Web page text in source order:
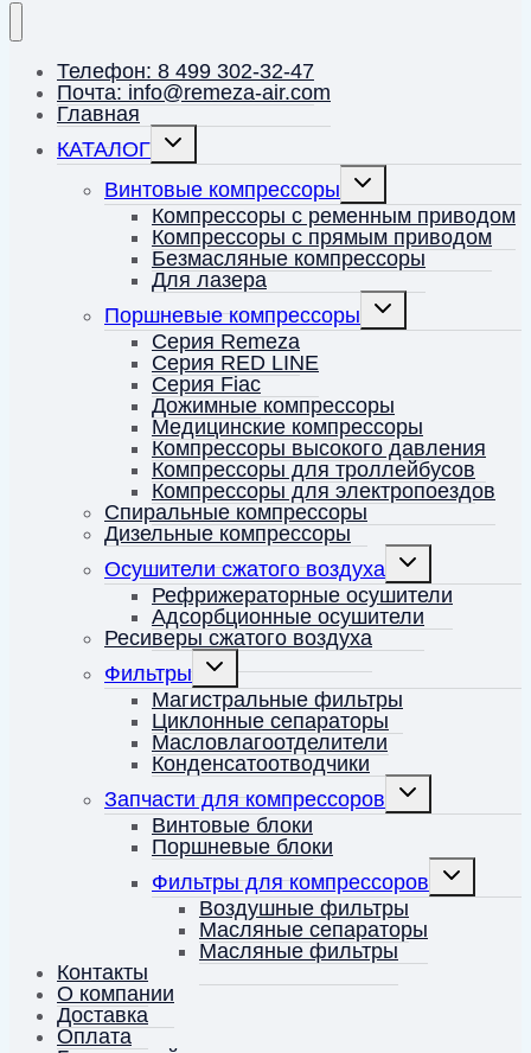
Телефон: 8 499 302-32-47
Почта: info@remeza-air.com
Главная
КАТАЛОГ
Переключить
Винтовые компрессоры
Переключить
меню
Компрессоры с ременным приводом
Компрессоры с прямым приводом
Безмасляные компрессоры
Для лазера
Поршневые компрессоры
Переключить
Серия Remeza
Серия RED LINE
Серия Fiac
Дожимные компрессоры
Медицинские компрессоры
Компрессоры высокого давления
Компрессоры для троллейбусов
Компрессоры для электропоездов
Спиральные компрессоры
Дизельные компрессоры
Осушители сжатого воздуха
Переключить
меню
Рефрижераторные осушители
Адсорбционные осушители
Ресиверы сжатого воздуха
Фильтры
Переключить
дочернее
меню
Магистральные фильтры
Циклонные сепараторы
Масловлагоотделители
Конденсатоотводчики
Запчасти для компрессоров
Переключить
Винтовые блоки
Поршневые блоки
Фильтры для компрессоров
Переключить
Воздушные фильтры
Масляные сепараторы
Масляные фильтры
Контакты
О компании
Доставка
Оплата